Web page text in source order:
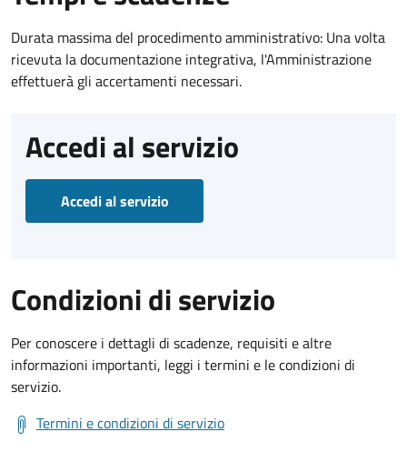
Durata massima del procedimento amministrativo: Una volta
ricevuta la documentazione integrativa, l'Amministrazione
effettuerà gli accertamenti necessari.
Accedi al servizio
Accedi al servizio
Condizioni di servizio
Per conoscere i dettagli di scadenze, requisiti e altre
informazioni importanti, leggi i termini e le condizioni di
servizio.
Termini e condizioni di servizio